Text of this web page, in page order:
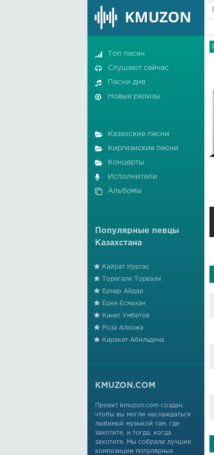
Топ песен
Слушают сейчас
Песни дня
Новые релизы
Казахские песни
Киргизиские песни
Концерты
Исполнители
Альбомы
Популярные певцы
Казахстана
Кайрат Нуртас
Торегали Тореали
Ернар Айдар
Ерке Есмахан
Канат Умбетов
Роза Алкожа
Каракат Абильдина
KMUZON.COM
Проект kmuzon.com создан,
чтобы вы могли наслаждаться
любимой музыкой там, где
захотите, и тогда, когда
захотите. Мы собрали лучшие
композиции популярных